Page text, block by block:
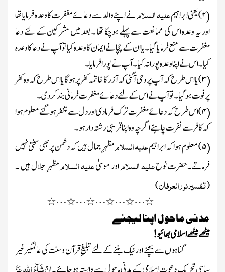
(۲) یعنی ابراہیمعلیہ السلامنے اپنے والدسے دعا ئے مغفرت کا وعدہ فرمایا تھا
اور یہ وعدہ اس کی ممانعت سے پہلے ہوچکا تھا ۔ بعد میں مشرکین کے لئے دعا
مغفرت سے منع فرمایا گیا ۔یا ان کے چچا نے ایمان کا وعدہ کیا تو آپ نے دعا کا وعدہ
کیا ۔اس نے اپنا وعدہ پورا نہ کیا ۔ آپ نے پورا فرمایا ۔
(۳) یا اس طرح کہ آپ پر وحی آگئی کہ آزر کا خاتمہ کفر پر ہوگا یا اس طرح کہ وہ کفر
پر فوت ہوگیا۔تو آپ نے اس کے لئے دعائے مغفرت فرمانی بند کردی۔
(۴) اس طرح کہ دعائے مغفرت ترک فرما دی اور دل سے متنفر ہو گئے معلوم ہوا
کہ کافر سے نفرت چاہئے اگرچہ وہ اپنا قریبی رشتہ دار ہو۔
(۵) معلوم ہوا کہ ابراہیمعلیہ السلاممظہرِ جمال ہیں کہ دشمن پر بھی سختی نہیں
فرماتے۔حضرت نوحعلیہ السلاماور موسیٰعلیہ السلاممظہرِ جلال ہیں ۔
(تفسیر نورالعرفان)
٭…٭…٭…٭…٭…٭
مدنی ماحول اپنا لیجئے
میٹھے میٹھے اسلامی بھائیو!
گناہوں سے بچنے اور نیک بننے کے لئے تبلیغ ِ قرآن وسنت کی عالمگیر غیر